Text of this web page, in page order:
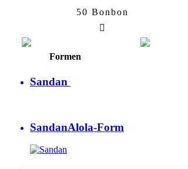
50 Bonbon
Formen
Sandan
SandanAlola-Form